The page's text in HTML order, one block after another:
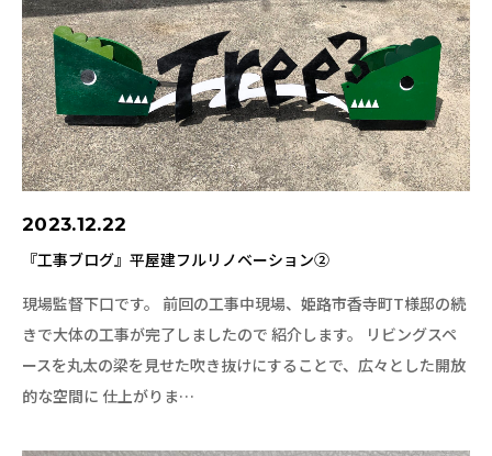
2023.12.22
『工事ブログ』平屋建フルリノベーション②
現場監督下口です。 前回の工事中現場、姫路市香寺町T様邸の続
きで大体の工事が完了しましたので 紹介します。 リビングスペ
ースを丸太の梁を見せた吹き抜けにすることで、広々とした開放
的な空間に 仕上がりま…